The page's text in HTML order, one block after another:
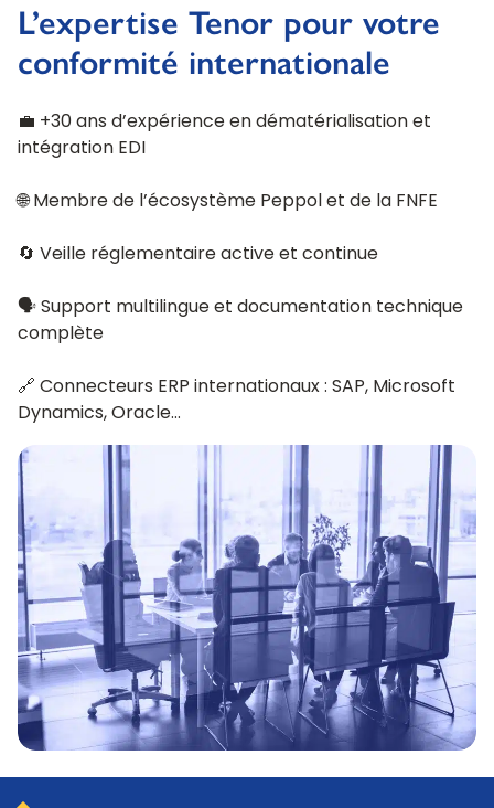
L’expertise Tenor pour votre
conformité internationale
💼 +30 ans d’expérience en dématérialisation et
intégration EDI
🌐 Membre de l’écosystème Peppol et de la FNFE
🔄 Veille réglementaire active et continue
🗣️ Support multilingue et documentation technique
complète
🔗 Connecteurs ERP internationaux : SAP, Microsoft
Dynamics, Oracle…